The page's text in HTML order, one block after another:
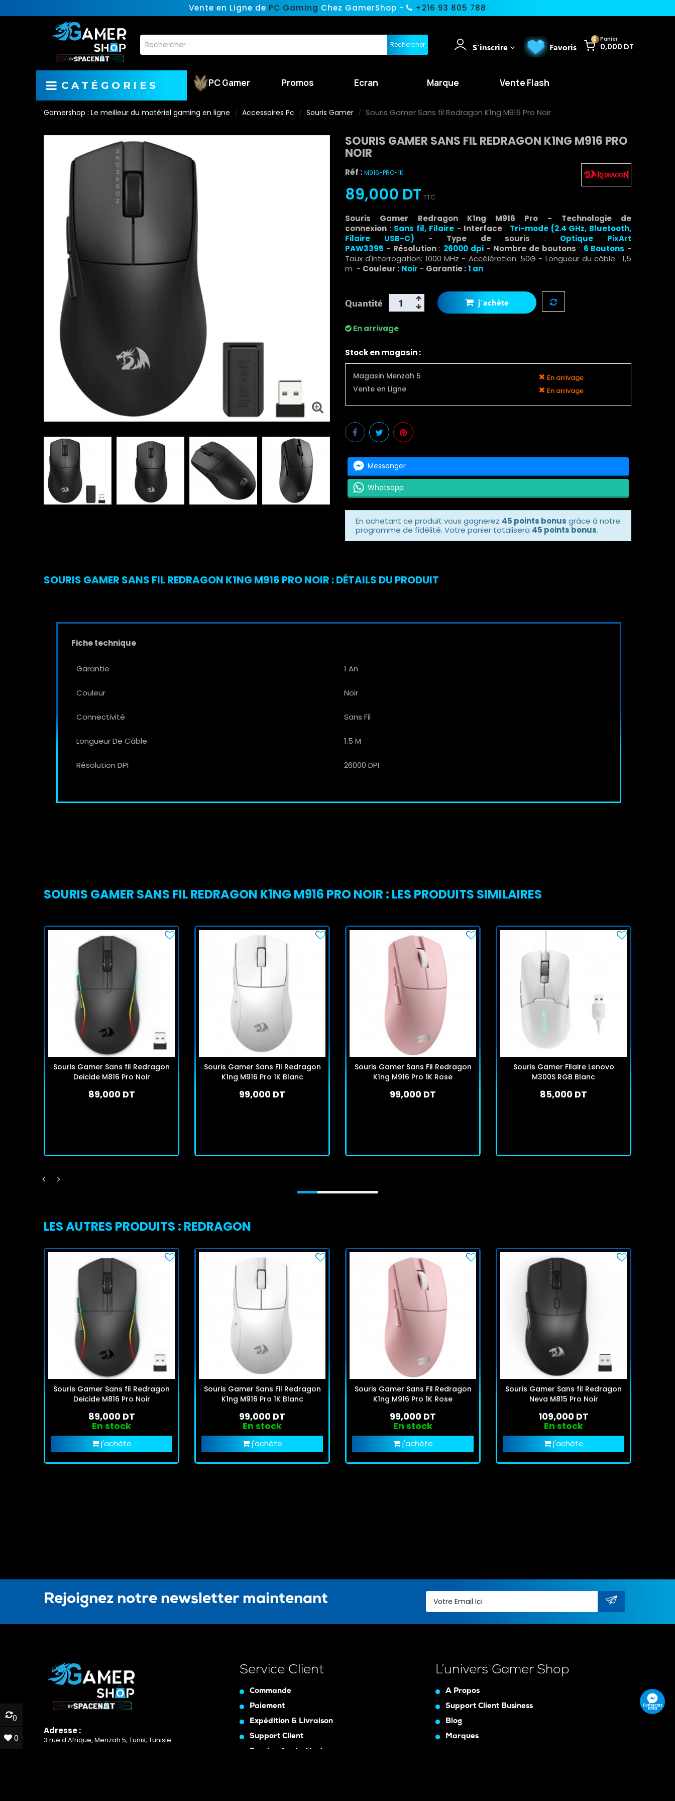
Vente en Ligne de PC Gaming Chez GamerShop - +216 93 805 788
Rechercher
0 Panier
0,000 DT
Favoris
S'inscrire
CATÉGORIES PC Gamer Promos Ecran Marque Vente Flash
Gamershop : Le meilleur du matériel gaming en ligne Accessoires Pc Souris Gamer Souris Gamer Sans fil Redragon K1ng M916 Pro Noir
SOURIS GAMER SANS FIL REDRAGON K1NG M916 PRO
NOIR
Réf : M916-PRO-1K
89,000 DT TTC
Souris Gamer Redragon K1ng M916 Pro -
Technologie de
connexion : Sans fil, Filaire- Interface : Tri-mode (2.4 GHz, Bluetooth,
Filaire USB-C)
- Type de souris : Optique PixArt
PAW3395 - Résolution: 26000 dpi - Nombre de boutons : 6 Boutons -
Taux d'interrogation: 1000 MHz - Accélération: 50G - Longueur du câble : 1,5
m - Couleur : Noir - Garantie :1 an
Quantité j'achète
En arrivage
Stock en magasin :
Magasin Menzah 5 En arrivage
Vente en Ligne En arrivage
Messenger
Whatsapp
En achetant ce produit vous gagnerez 45 points bonus grâce à notre
programme de fidélité. Votre panier totalisera 45 points bonus.
SOURIS GAMER SANS FIL REDRAGON K1NG M916 PRO NOIR : DÉTAILS DU PRODUIT
Fiche technique
Garantie 1 An
Couleur Noir
Connectivité Sans Fil
Longueur De Câble 1.5 M
Résolution DPI 26000 DPI
SOURIS GAMER SANS FIL REDRAGON K1NG M916 PRO NOIR : LES PRODUITS SIMILAIRES
Souris Gamer Sans fil Redragon
Deicide M816 Pro Noir
89,000 DT
Souris Gamer Sans Fil Redragon
K1ng M916 Pro 1K Blanc
99,000 DT
Souris Gamer Sans Fil Redragon
K1ng M916 Pro 1K Rose
99,000 DT
Souris Gamer Filaire Lenovo
M300S RGB Blanc
85,000 DT
LES AUTRES PRODUITS : REDRAGON
Souris Gamer Sans fil Redragon
Deicide M816 Pro Noir
89,000 DT
En stock
j'achète
Souris Gamer Sans Fil Redragon
K1ng M916 Pro 1K Blanc
99,000 DT
En stock
j'achète
Souris Gamer Sans Fil Redragon
K1ng M916 Pro 1K Rose
99,000 DT
En stock
j'achète
Souris Gamer Sans fil Redragon
Neva M815 Pro Noir
109,000 DT
En stock
j'achète
Rejoignez notre newsletter maintenant
Adresse :
3 rue d'Afrique, Menzah 5, Tunis, Tunisie
Service Client
Commande
Paiement
Expédition & Livraison
Support Client
Service Après-Vente
L’univers Gamer Shop
A Propos
Support Client Business
Blog
Marques
Contactez
nous
0
0
0
0